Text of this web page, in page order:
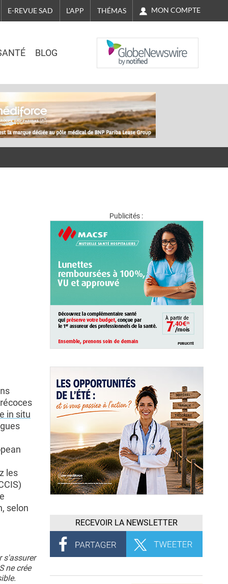
E-REVUE SAD L'APP THÉMAS MON COMPTE
BLOG
NASDAQ
in situ
les
selon
s'assurer
ne crée
Publicités :
RECEVOIR LA NEWSLETTER